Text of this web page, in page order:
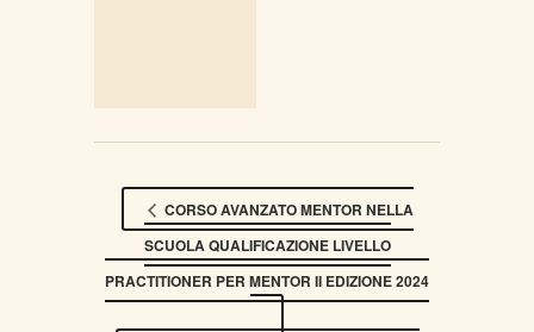
CORSO AVANZATO MENTOR NELLA
SCUOLA QUALIFICAZIONE LIVELLO
PRACTITIONER PER MENTOR II EDIZIONE 2024